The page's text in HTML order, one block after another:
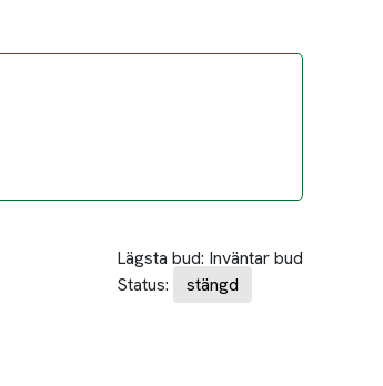
Lägsta bud: Inväntar bud
Status:
stängd